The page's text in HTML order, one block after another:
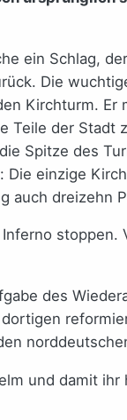
ein Schlag,
Die
Kirchturm. Er
Teile der Stadt
die Spitze des
Die einzige
auch dreizehn
stoppen.
des
und damit ihr